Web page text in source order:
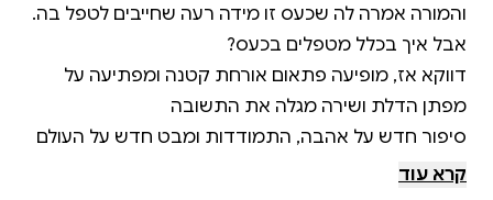
דווקא אז, מופיעה פתאום אורחת קטנה ומפתיעה על
(מבוסס על סיפור אמיתי)
קרא עוד